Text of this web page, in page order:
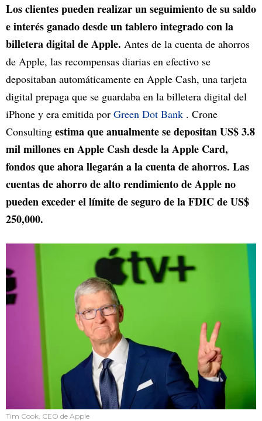
Los clientes pueden realizar un seguimiento de su saldo
e interés ganado desde un tablero integrado con la
billetera digital de Apple. Antes de la cuenta de ahorros
de Apple, las recompensas diarias en efectivo se
depositaban automáticamente en Apple Cash, una tarjeta
digital prepaga que se guardaba en la billetera digital del
iPhone y era emitida por Green Dot Bank . Crone
Consulting estima que anualmente se depositan US$ 3.8
mil millones en Apple Cash desde la Apple Card,
fondos que ahora llegarán a la cuenta de ahorros. Las
cuentas de ahorro de alto rendimiento de Apple no
pueden exceder el límite de seguro de la FDIC de US$
250,000.
Tim Cook, CEO de Apple